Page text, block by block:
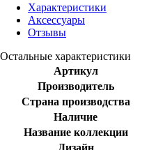
Характеристики
Аксессуары
Отзывы
Остальные характеристики
Артикул
Производитель
Страна производства
Наличие
Название коллекции
Дизайн